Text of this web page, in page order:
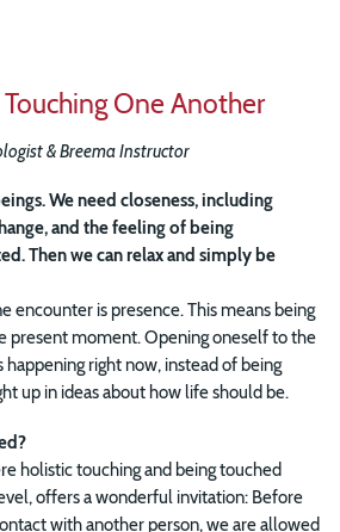
One Another
& Breema Instructor
We need closeness, including
and the feeling of being
Then we can relax and simply be
encounter is presence. This means being
present moment. Opening oneself to the
right now, instead of being
up in ideas about how life should be.
holistic touching and being touched
offers a wonderful invitation: Before
with another person, we are allowed